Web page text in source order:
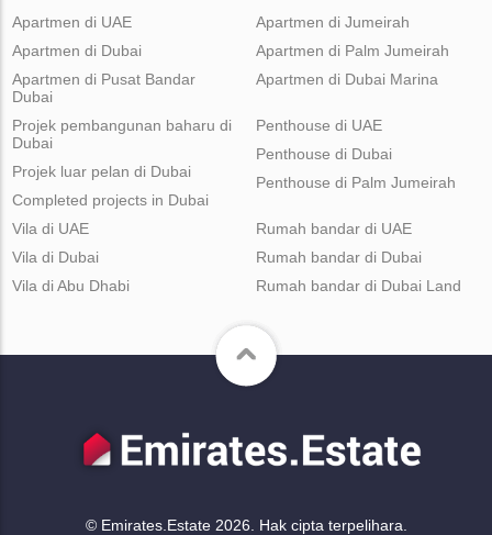
Apartmen di UAE
Apartmen di Dubai
Apartmen di Pusat Bandar
Dubai
Apartmen di Jumeirah
Apartmen di Palm Jumeirah
Apartmen di Dubai Marina
Projek pembangunan baharu di
Dubai
Projek luar pelan di Dubai
Completed projects in Dubai
Penthouse di UAE
Penthouse di Dubai
Penthouse di Palm Jumeirah
Vila di UAE
Vila di Dubai
Vila di Abu Dhabi
Rumah bandar di UAE
Rumah bandar di Dubai
Rumah bandar di Dubai Land
© Emirates.Estate 2026. Hak cipta terpelihara.